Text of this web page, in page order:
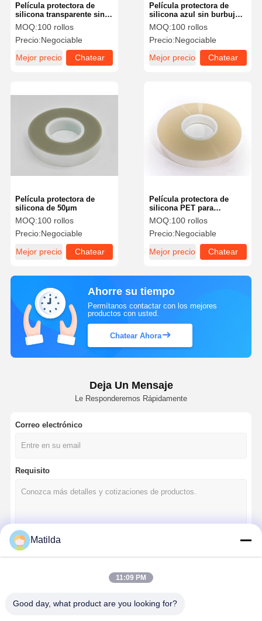
Película protectora de
silicona transparente sin
burbujas para protección
de materiales electrónicos
y de placas
MOQ:100 rollos
Precio:Negociable
Mejor precio
Chatear
Película protectora de
silicona azul sin burbujas
para protección de
materiales electrónicos y
placas
MOQ:100 rollos
Precio:Negociable
Mejor precio
Chatear
Película protectora de
silicona de 50μm
MOQ:100 rollos
Precio:Negociable
Mejor precio
Chatear
Película protectora de
silicona PET para
electrónica y protección
de chapa metálica
MOQ:100 rollos
Precio:Negociable
Mejor precio
Chatear
Ahorre su tiempo
Permítanos contactar con los mejores
productos con usted.
Chatear Ahora
Deja Un Mensaje
Le Responderemos Rápidamente
Correo electrónico
Requisito
Nuestras Categorías
Matilda
11:09 PM
Good day, what product are you looking for?